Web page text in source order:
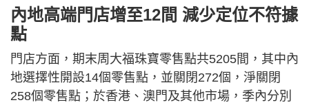
內地高端門店增至12間 減少定位不符據
點
門店方面，期末周大福珠寶零售點共5205間，其中內
地選擇性開設14個零售點，並關閉272個，淨關閉
258個零售點；於香港、澳門及其他市場，季內分別